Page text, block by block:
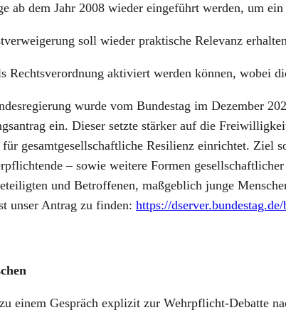
ab dem Jahr 2008 wie­der ein­ge­führt wer­den, um
soll wie­der prak­ti­sche Rele­vanz
akti­viert wer­den kön­nen, wobei
wur­de vom Bun­des­tag im Dezem­ber
ein. Die­ser setz­te stär­ker auf die
gesamt­ge­sell­schaft­li­che Resi­li­enz ein­rich­tet.
– sowie wei­te­re For­men
und Betrof­fe­nen, maß­geb­lich jun­ge
unser Antrag zu fin­den: https://
einem Gespräch expli­zit zur Wehr­pflicht-Debat­te